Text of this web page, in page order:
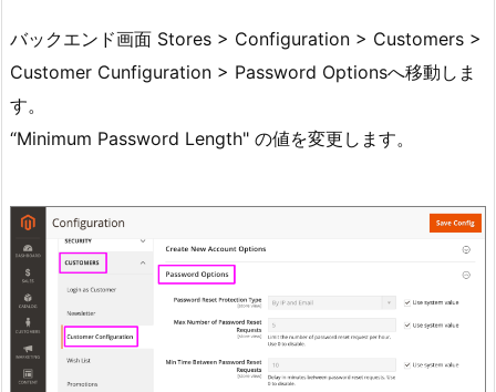
バックエンド画面 Stores > Configuration > Customers >
Customer Cunfiguration > Password Optionsへ移動しま
す。
“Minimum Password Length" の値を変更します。